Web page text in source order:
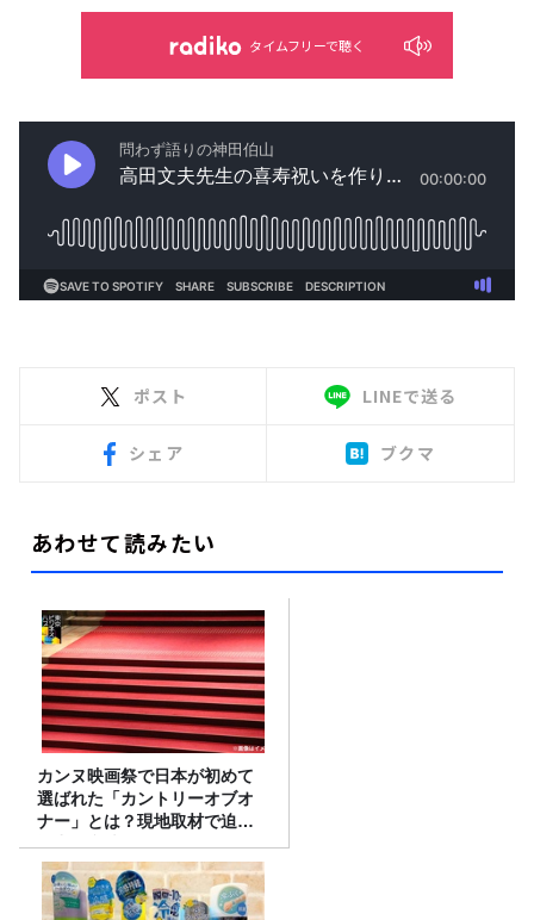
タイムフリーで聴く
ポスト LINEで送る
シェア ブクマ
あわせて読みたい
カンヌ映画祭で日本が初めて
選ばれた「カントリーオブオ
ナー」とは？現地取材で迫る
選出の意味